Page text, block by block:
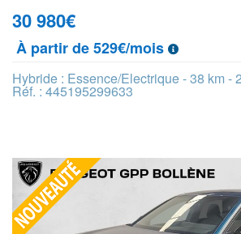
30 980€
À partir de 529€/mois
Hybride : Essence/Electrique - 38 km -
Réf. : 445195299633